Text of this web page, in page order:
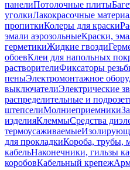
панелиПотолочные плиты
уголкиЛакокрасочные
пропиткиКолеры для краски
эмали аэрозольныеКраски,
герметикиЖидкие гвозди
обоевКлеи для напольных
растворителиФиксаторы
пеныЭлектромонтажное
выключателиЭлектрические
распределительные и
штепселиМолниеприемники
изделияКлеммыСредства
термоусаживаемые
для прокладкиКороба, трубы,
кабельНаконечники, гильзы
коробовКабельный крепеж